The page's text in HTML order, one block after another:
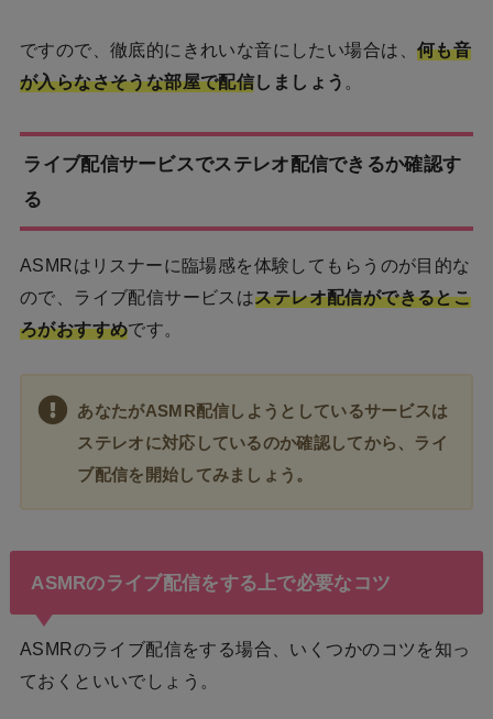
ですので、徹底的にきれいな音にしたい場合は、 何も音
が入らなさそうな部屋で配信しましょう 。
ライブ配信サービスでステレオ配信できるか確認す
る
ASMRはリスナーに臨場感を体験してもらうのが目的な
ので、ライブ配信サービスはステレオ配信ができるとこ
ろがおすすめです。
あなたがASMR配信しようとしているサービスは
ステレオに対応しているのか確認してから、ライ
ブ配信を開始してみましょう。
ASMRのライブ配信をする上で必要なコツ
ASMRのライブ配信をする場合、いくつかのコツを知っ
ておくといいでしょう。